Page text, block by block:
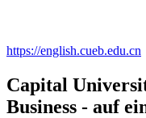
https://english.cueb.edu.cn
Capital
Business - auf